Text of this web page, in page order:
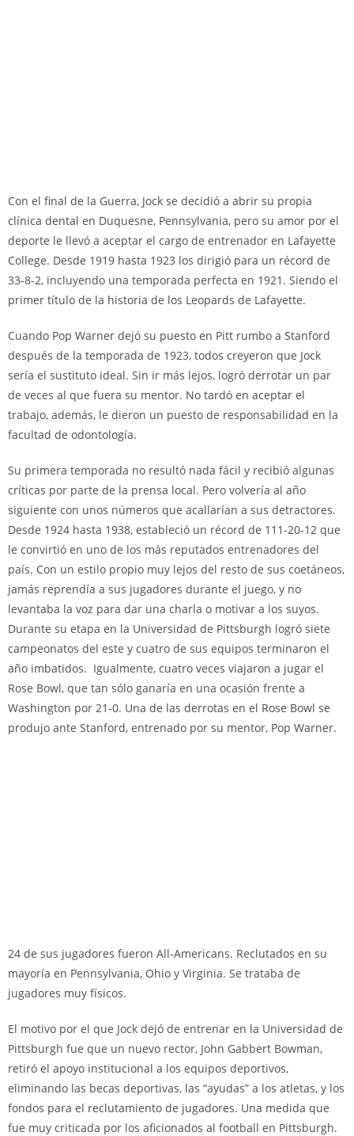
Con el final de la Guerra, Jock se decidió a abrir su propia
clínica dental en Duquesne, Pennsylvania, pero su amor por el
deporte le llevó a aceptar el cargo de entrenador en Lafayette
College. Desde 1919 hasta 1923 los dirigió para un récord de
33-8-2, incluyendo una temporada perfecta en 1921. Siendo el
primer título de la historia de los Leopards de Lafayette.
Cuando Pop Warner dejó su puesto en Pitt rumbo a Stanford
después de la temporada de 1923, todos creyeron que Jock
sería el sustituto ideal. Sin ir más lejos, logró derrotar un par
de veces al que fuera su mentor. No tardó en aceptar el
trabajo, además, le dieron un puesto de responsabilidad en la
facultad de odontología.
Su primera temporada no resultó nada fácil y recibió algunas
críticas por parte de la prensa local. Pero volvería al año
siguiente con unos números que acallarían a sus detractores.
Desde 1924 hasta 1938, estableció un récord de 111-20-12 que
le convirtió en uno de los más reputados entrenadores del
país. Con un estilo propio muy lejos del resto de sus coetáneos,
jamás reprendía a sus jugadores durante el juego, y no
levantaba la voz para dar una charla o motivar a los suyos.
Durante su etapa en la Universidad de Pittsburgh logró siete
campeonatos del este y cuatro de sus equipos terminaron el
año imbatidos. Igualmente, cuatro veces viajaron a jugar el
Rose Bowl, que tan sólo ganaría en una ocasión frente a
Washington por 21-0. Una de las derrotas en el Rose Bowl se
produjo ante Stanford, entrenado por su mentor, Pop Warner.
24 de sus jugadores fueron All-Americans. Reclutados en su
mayoría en Pennsylvania, Ohio y Virginia. Se trataba de
jugadores muy físicos.
El motivo por el que Jock dejó de entrenar en la Universidad de
Pittsburgh fue que un nuevo rector, John Gabbert Bowman,
retiró el apoyo institucional a los equipos deportivos,
eliminando las becas deportivas, las “ayudas” a los atletas, y los
fondos para el reclutamiento de jugadores. Una medida que
fue muy criticada por los aficionados al football en Pittsburgh.